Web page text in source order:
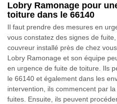
Lobry Ramonage pour
toiture dans le 66140
Il faut prendre des mesures en
vous constatez des signes de
couvreur installé près de chez
Lobry Ramonage et son équipe
en urgence de fuite de toiture. Ils
le 66140 et également dans les
intervention, ils commencent par
fuites. Ensuite, ils peuvent